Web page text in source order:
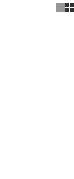
son las cajas
el hogar ya que
nuestros